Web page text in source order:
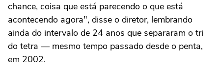
chance, coisa que está parecendo o que está
acontecendo agora", disse o diretor, lembrando
ainda do intervalo de 24 anos que separaram o tri
do tetra — mesmo tempo passado desde o penta,
em 2002.